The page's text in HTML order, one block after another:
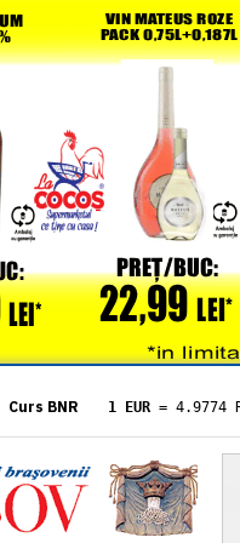
Curs BNR 1 EUR = 4.9774
= 5.8304
1 XAU= 464.4611
1 AED= 1.1933
1 AUD= 2.7957
1 BGN= 2.5449